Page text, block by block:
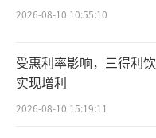
蛇年新春临近
领域。近日，北京
2026-08-10 10:55:10
受惠利率影响，三得利
实现增利
2026-08-10 15:19:11